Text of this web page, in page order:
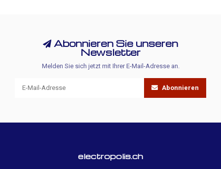
Abonnieren Sie unseren
Newsletter
Melden Sie sich jetzt mit Ihrer E-Mail-Adresse an.
Abonnieren
electropolis.ch